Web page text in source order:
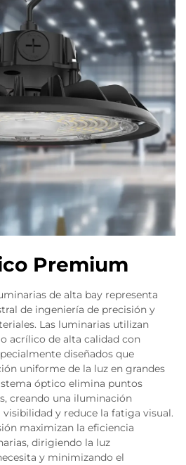
Premium
de alta bay representa
de ingeniería de precisión y
Las luminarias utilizan
acrílico de alta calidad con
diseñados que
uniforme de la luz en grandes
óptico elimina puntos
creando una iluminación
y reduce la fatiga visual.
maximizan la eficiencia
dirigiendo la luz
y minimizando el